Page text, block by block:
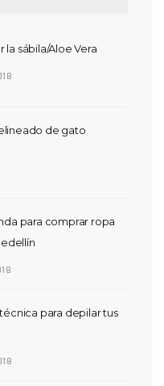
la sábila/Aloe Vera
de gato
para comprar ropa
para depilar tus